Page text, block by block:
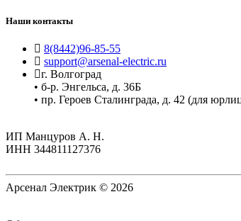
Наши контакты
8(8442)96-85-55
support@arsenal-electric.ru
г. Волгоград
• б-р. Энгельса, д. 36Б
• пр. Героев Сталинграда, д. 42 (для
ИП Манцуров А. Н.
ИНН 344811127376
Арсенал Электрик © 2026